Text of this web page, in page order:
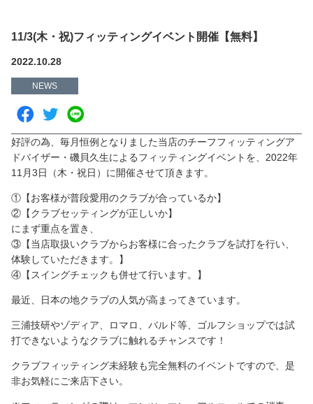
11/3(木・祝)フィッティングイベント開催【無料】
2022.10.28
NEWS
好評の為、毎月恒例となりました当店のチーフフィッティングア
ドバイザー・磯貝久生によるフィッティングイベントを、2022年
11月3日（木・祝日）に開催させて頂きます。
①【お客様が普段愛用のクラブが合っているか】
②【クラブセッティングが正しいか】
にまず重点を置き、
③【当店取扱いクラブからお客様に合ったクラブを試打を行い、
体験していただきます。】
④【スイングチェックも併せて行います。】
最近、日本の地クラブの人気が高まってきています。
三浦技研やゾディア、ロマロ、バルド等、ゴルフショップでは試
打できないようなクラブに触れるチャンスです！
クラブフィッティング未経験も完全無料のイベントですので、是
非お気軽にご来店下さい。